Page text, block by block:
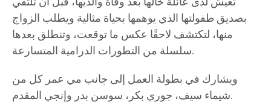
بصديق طفولتها الذي يوهمها بحياة مثالية ويطلب الزواج
منها، لتكتشف لاحقًا عكس ما توقعت، وتنطلق بعدها
سلسلة من التطورات الدرامية المتسارعة.
ويشارك في بطولة العمل إلى جانب مي عمر كل من
شيماء سيف، جوري بكر، سوسن بدر وإنجي المقدم.